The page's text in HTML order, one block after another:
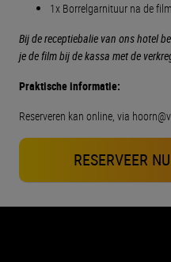
1x Borrelgarnituur na de
Bij de receptiebalie van ons hotel
je de film bij de kassa met de
Praktische informatie:
Reserveren kan online, via
RESERVEER NU